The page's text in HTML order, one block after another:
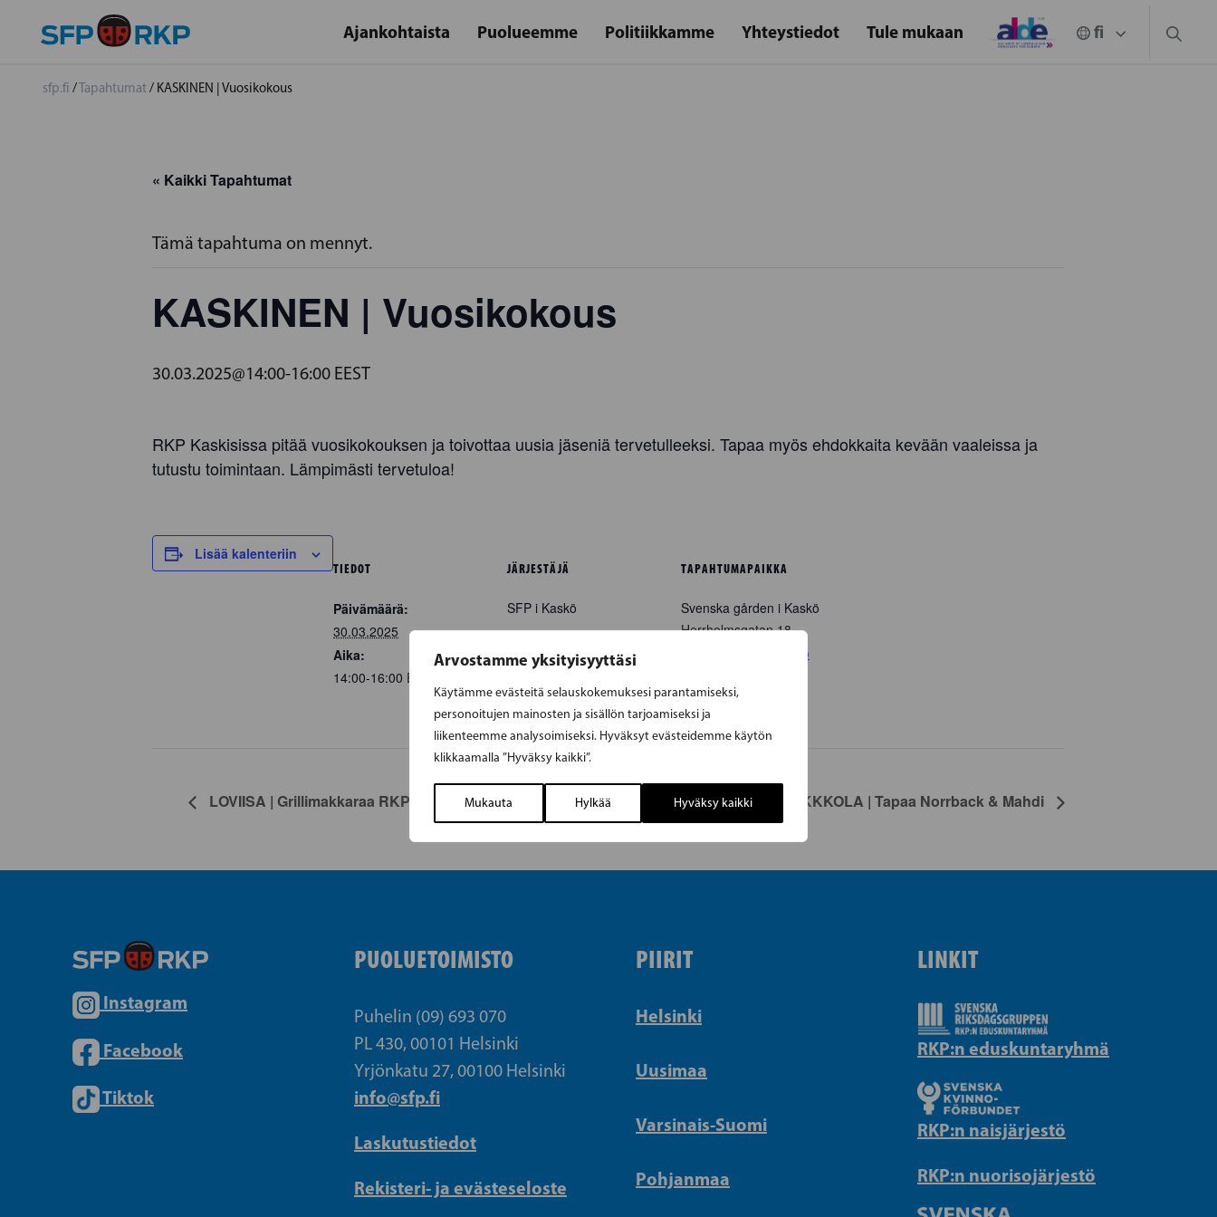
Arvostamme yksityisyyttäsi
Käytämme evästeitä selauskokemuksesi parantamiseksi,
personoitujen mainosten ja sisällön tarjoamiseksi ja
liikenteemme analysoimiseksi. Hyväksyt evästeidemme käytön
klikkaamalla ”Hyväksy kaikki”.
Mukauta Hylkää Hyväksy kaikki
Ajankohtaista Puolueemme Politiikkamme Yhteystiedot Tule mukaan
sfp.fi /Tapahtumat/ KASKINEN | Vuosikokous
« Kaikki Tapahtumat
Tämä tapahtuma on mennyt.
KASKINEN | Vuosikokous
30.03.2025@14:00-16:00 EEST
RKP Kaskisissa pitää vuosikokouksen ja toivottaa uusia jäseniä tervetulleeksi. Tapaa myös ehdokkaita kevään vaaleissa ja
tutustu toimintaan. Lämpimästi tervetuloa!
Lisää kalenteriin
TIEDOT
Päivämäärä:
30.03.2025
Aika:
14:00-16:00 EEST
JÄRJESTÄJÄ
SFP i Kaskö
TAPAHTUMAPAIKKA
Svenska gården i Kaskö
Herrholmsgatan 18
+ Google Map
LOVIISA | Grillimakkaraa RKP:n kanssa KOKKKOLA | Tapaa Norrback & Mahdi
Instagram
Facebook
Tiktok
PUOLUETOIMISTO
Puhelin (09) 693 070
PL 430, 00101 Helsinki
Yrjönkatu 27, 00100 Helsinki
info@sfp.fi
Laskutustiedot
Rekisteri- ja evästeseloste
PIIRIT
Helsinki
Uusimaa
Varsinais-Suomi
Pohjanmaa
LINKIT
RKP:n eduskuntaryhmä
RKP:n naisjärjestö
RKP:n nuorisojärjestö